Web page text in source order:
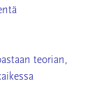
teorian,